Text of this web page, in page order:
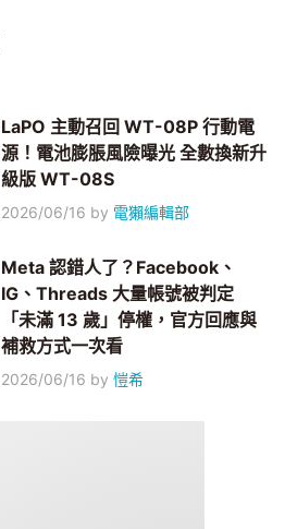
LaPO 主動召回 WT-08P 行動電
源！電池膨脹風險曝光 全數換新升
級版 WT-08S
2026/06/16 by 電獺編輯部
Meta 認錯人了？Facebook、
IG、Threads 大量帳號被判定
「未滿 13 歲」停權，官方回應與
補救方式一次看
2026/06/16 by愷希